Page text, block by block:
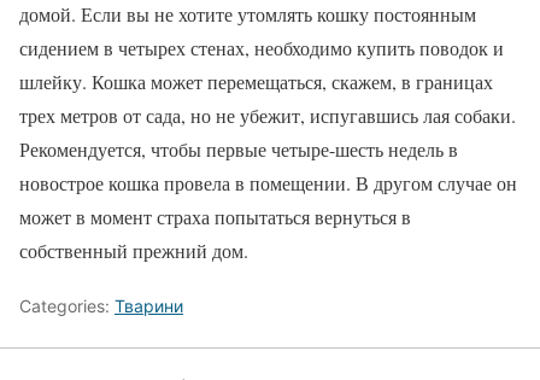
домой. Если вы не хотите утомлять кошку постоянным
сидением в четырех стенах, необходимо купить поводок и
шлейку. Кошка может перемещаться, скажем, в границах
трех метров от сада, но не убежит, испугавшись лая собаки.
Рекомендуется, чтобы первые четыре-шесть недель в
новострое кошка провела в помещении. В другом случае он
может в момент страха попытаться вернуться в
собственный прежний дом.
Categories: Тварини